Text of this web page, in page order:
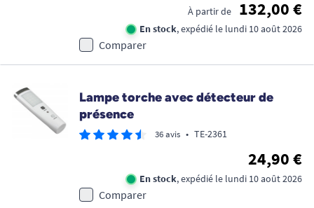
À partir de 132,00 €
En stock, expédié le lundi 10 août 2026
Comparer
Lampe torche avec détecteur de
présence
36 avis • TE-2361
24,90 €
En stock, expédié le lundi 10 août 2026
Comparer